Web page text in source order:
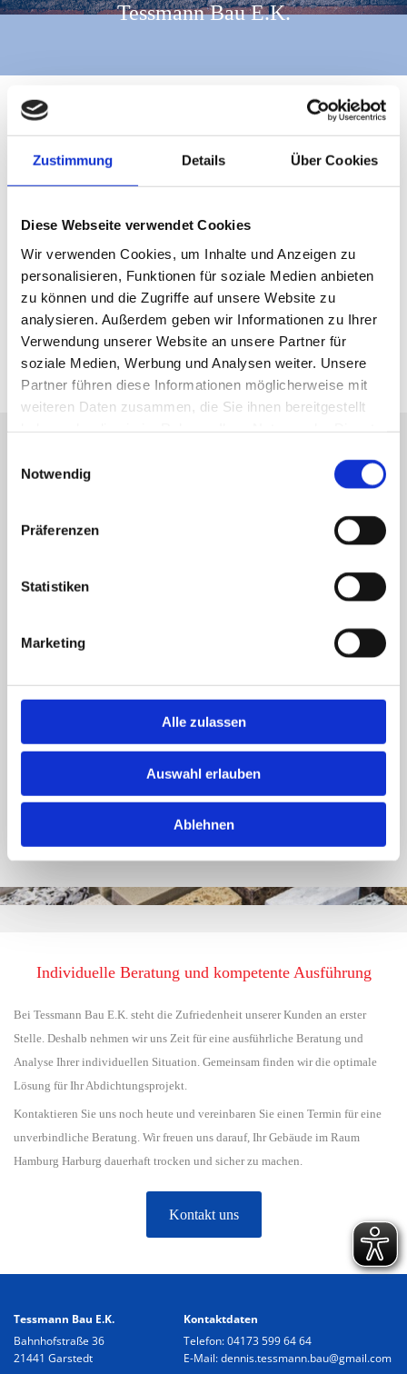
Zustimmung Details Über Cookies
Diese Webseite verwendet Cookies
Wir verwenden Cookies, um Inhalte und Anzeigen zu
personalisieren, Funktionen für soziale Medien anbieten
zu können und die Zugriffe auf unsere Website zu
analysieren. Außerdem geben wir Informationen zu Ihrer
Verwendung unserer Website an unsere Partner für
soziale Medien, Werbung und Analysen weiter. Unsere
Partner führen diese Informationen möglicherweise mit
weiteren Daten zusammen, die Sie ihnen bereitgestellt
Notwendig
Präferenzen
Statistiken
Marketing
Alle zulassen
Auswahl erlauben
Ablehnen
Tessmann Bau E.K.
Professionelle Bauwerksabdichtung im Raum Hamburg
Harburg
Bauwerksabdichtungen in Hamburg Harburg und Umgebung. Mit
langjähriger Erfahrung und fundiertem Fachwissen sorgen wir dafür, dass Ihr
Gebäude langfristig vor Feuchtigkeit und Schäden geschützt ist. Ob Neubau
oder Sanierung - wir finden für jede Herausforderung die passende Lösung.
Umfassende Leistungen für dauerhafte Trockenheit
sowohl horizontale als auch vertikale Abdichtungsmaßnahmen. Dazu
Kellerabdichtung von innen und außen
Maßnahmen zur Vorbeugung von Schimmelbefall
Wir setzen auf bewährte Materialien und moderne Verfahren, um eine
zuverlässige und dauerhafte Abdichtung zu gewährleisten. Unsere erfahrenen
Individuelle Beratung und kompetente Ausführung
Bei Tessmann Bau E.K. steht die Zufriedenheit unserer Kunden an erster
Stelle. Deshalb nehmen wir uns Zeit für eine ausführliche Beratung und
Analyse Ihrer individuellen Situation. Gemeinsam finden wir die optimale
Lösung für Ihr Abdichtungsprojekt.
Kontaktieren Sie uns noch heute und vereinbaren Sie einen Termin für eine
unverbindliche Beratung. Wir freuen uns darauf, Ihr Gebäude im Raum
Hamburg Harburg dauerhaft trocken und sicher zu machen.
Kontakt uns
Tessmann Bau E.K.
Bahnhofstraße 36
21441 Garstedt
Kontaktdaten
Telefon:04173 599 64 64
E-Mail:dennis.tessmann.bau@gmail.com